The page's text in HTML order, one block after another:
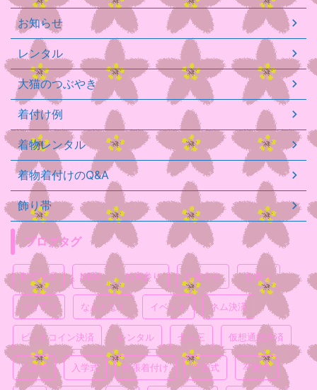
お知らせ
レンタル
大猫のつぶやき
着付け例
着物レンタル
着物着付けのQ&A
飾り帯
ブログタグ
BTC決済 NEM お宮参り お知らせ お祭り
つけ下げ なんとなく イベント ネム決済
ビットコイン決済 レンタル 七五三 仮想通貨決済
入園式 入学式 出張着付け 卒園式 卒業式